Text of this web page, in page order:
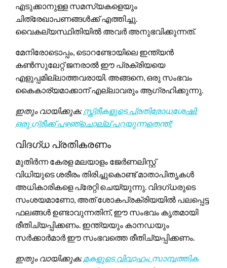
എടുക്കാനുള്ള സമസ്യകളെയും
ചിത്രേഖാപണങ്ങൾക്ക് എത്തിച്ചു.
വൈകല്യസ്ഥിതിയിൽ അവർ അനുഭവിക്കുന്നത്.
മേനിരോടൊപ്പം, ടൊറണ്ടോയിലെ ഇന്ത്യൻ
കൺസുലേറ്റ് ജനരാൽ ഈ പ്രക്രിയയെ
എളുപ്പമില്ലാത്തവരായി. അങ്ങനെ, ഒരു സംഭവം
കൈകാര്യമാക്കാന് എല്ലാവരും ആഗ്രഹിക്കുന്നു.
ഇതും വായിക്കുക: സ്ത്രീകളുടെ പ്രതിരോധശേഷി:
ഒരു ഗ്രീക്ക് പഴഞ്ചൊല്ല് പറയുന്നതെന്ത്?
വിദഗ്ധ പ്രതികരണം
മുതിർന്ന കേരള മലയാളം ജേർണലിസ്റ്റ്
വിധിയുടെ ശരീരം തിരിച്ചുകൊണ്ട് മാതാപിതൃകൾ
അധികാരികളെ പ്രേറ്റി ചെയ്യുന്നു. വിദഗ്‌ധരുടെ
സംശയമാണോ, അത് ശോകപ്രക്രിയയിൽ പലപ്പെട്ട
ഫലങ്ങൾ ഉണ്ടാവുന്നതിന്, ഈ സംഭവം കൃതമായി
രീതിച്യപ്പിക്കണം. ഇന്ത്യയും കാനഡയും
സർക്കാർമാർ ഈ സംഭവത്തെ രീതിച്യപ്പിക്കണം.
ഇതും വായിക്കുക: മകളുടെ വിവാഹം: സാമ്പത്തിക